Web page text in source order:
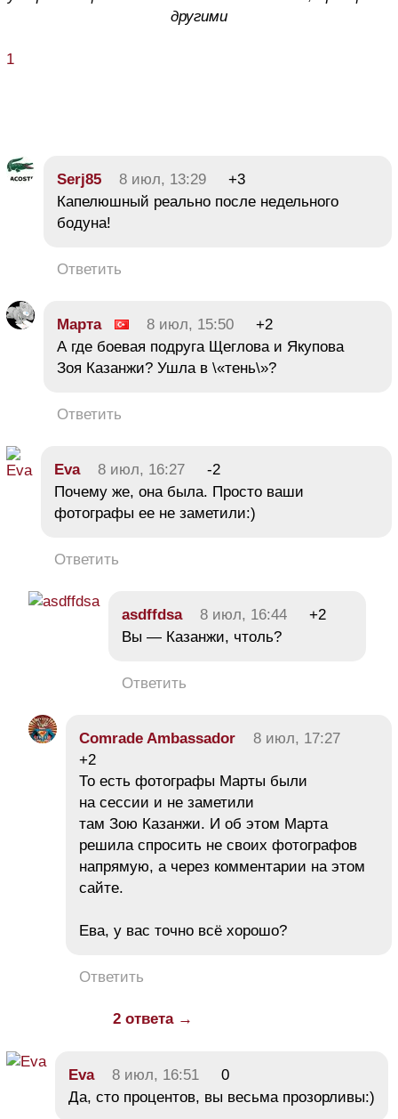
другими
1
Serj85 8 июл, 13:29
+3
Капелюшный реально после недельного
бодуна!
Ответить
Марта 8 июл, 15:50
+2
А где боевая подруга Щеглова и Якупова
Зоя Казанжи? Ушла в \«тень\»?
Ответить
Eva 8 июл, 16:27
-2
Почему же, она была. Просто ваши
фотографы ее не заметили:)
Ответить
asdffdsa 8 июл, 16:44
+2
Вы — Казанжи, чтоль?
Ответить
Comrade Ambassador
8 июл, 17:27
+2
То есть фотографы Марты были
на сессии и не заметили
там Зою Казанжи. И об этом Марта
решила спросить не своих фотографов
напрямую, а через комментарии на этом
сайте.
Ева, у вас точно всё хорошо?
Ответить
2 ответа →
Eva 8 июл, 16:51
0
Да, сто процентов, вы весьма прозорливы:)